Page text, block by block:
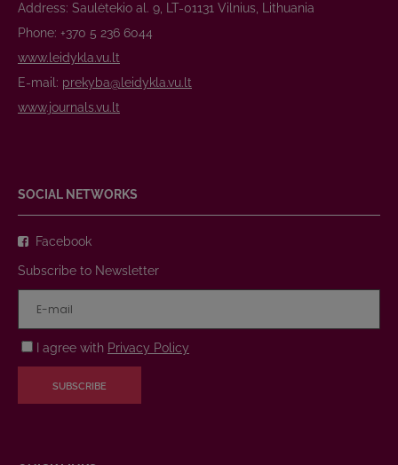
Address: Saulėtekio al. 9, LT-01131 Vilnius, Lithuania
Phone: +370 5 236 6044
www.leidykla.vu.lt
E-mail: prekyba@leidykla.vu.lt
www.journals.vu.lt
SOCIAL NETWORKS
Facebook
Subscribe to Newsletter
I agree with Privacy Policy
SUBSCRIBE